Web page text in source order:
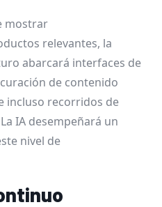
mostrar
relevantes, la
abarcará interfaces de
de contenido
incluso recorridos de
IA desempeñará un
nivel de